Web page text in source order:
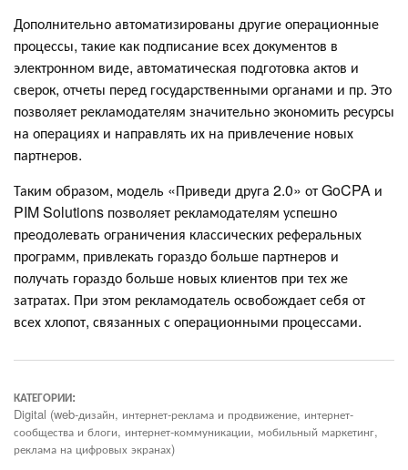
Дополнительно автоматизированы другие операционные
процессы, такие как подписание всех документов в
электронном виде, автоматическая подготовка актов и
сверок, отчеты перед государственными органами и пр. Это
позволяет рекламодателям значительно экономить ресурсы
на операциях и направлять их на привлечение новых
партнеров.
Таким образом, модель «Приведи друга 2.0» от GoCPA и
PIM Solutions позволяет рекламодателям успешно
преодолевать ограничения классических реферальных
программ, привлекать гораздо больше партнеров и
получать гораздо больше новых клиентов при тех же
затратах. При этом рекламодатель освобождает себя от
всех хлопот, связанных с операционными процессами.
КАТЕГОРИИ:
Digital (web-дизайн, интернет-реклама и продвижение, интернет-
сообщества и блоги, интернет-коммуникации, мобильный маркетинг,
реклама на цифровых экранах)